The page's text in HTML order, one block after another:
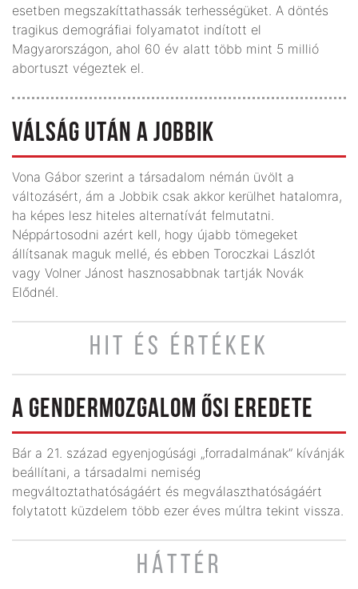
esetben megszakíttathassák terhességüket. A döntés
tragikus demográfiai folyamatot indított el
Magyarországon, ahol 60 év alatt több mint 5 millió
abortuszt végeztek el.
VÁLSÁG UTÁN A JOBBIK
Vona Gábor szerint a társadalom némán üvölt a
változásért, ám a Jobbik csak akkor kerülhet hatalomra,
ha képes lesz hiteles alternatívát felmutatni.
Néppártosodni azért kell, hogy újabb tömegeket
állítsanak maguk mellé, és ebben Toroczkai Lászlót
vagy Volner Jánost hasznosabbnak tartják Novák
Elődnél.
HIT ÉS ÉRTÉKEK
A GENDERMOZGALOM ŐSI EREDETE
Bár a 21. század egyenjogúsági „forradalmának” kívánják
beállítani, a társadalmi nemiség
megváltoztathatóságáért és megválaszthatóságáért
folytatott küzdelem több ezer éves múltra tekint vissza.
HÁTTÉR